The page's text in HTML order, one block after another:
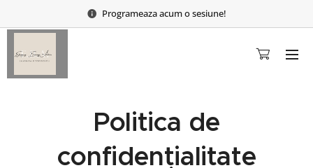
Programeaza acum o sesiune!
Politica de
confidențialitate